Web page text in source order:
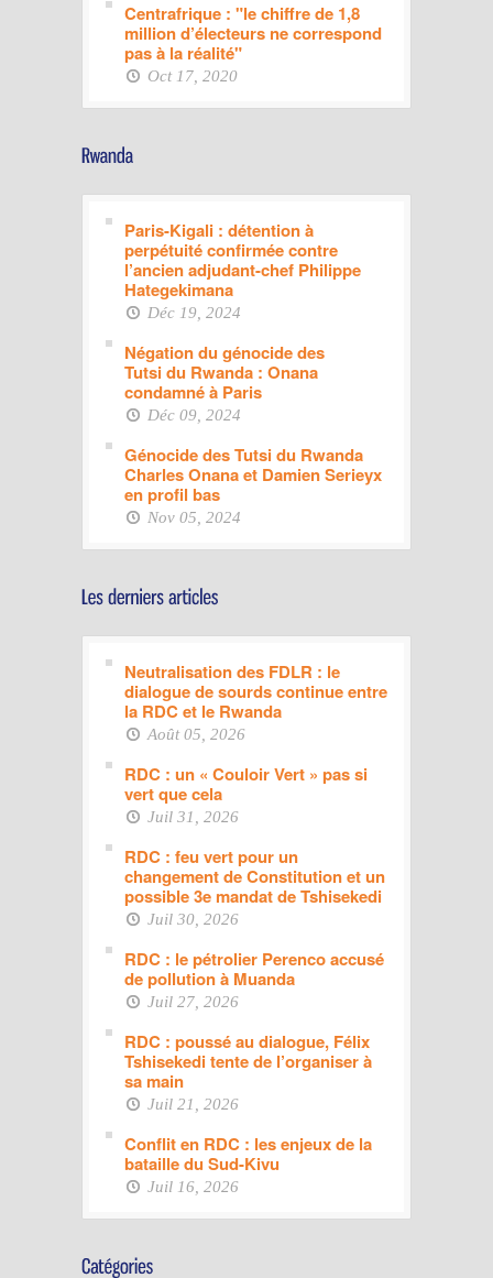
Centrafrique : "le chiffre de 1,8
million d’électeurs ne correspond
pas à la réalité"
Oct 17, 2020
Paris-Kigali : détention à
perpétuité confirmée contre
l’ancien adjudant-chef Philippe
Hategekimana
Déc 19, 2024
Négation du génocide des
Tutsi du Rwanda : Onana
condamné à Paris
Déc 09, 2024
Génocide des Tutsi du Rwanda
Charles Onana et Damien Serieyx
en profil bas
Nov 05, 2024
Neutralisation des FDLR : le
dialogue de sourds continue entre
la RDC et le Rwanda
Août 05, 2026
RDC : un « Couloir Vert » pas si
vert que cela
Juil 31, 2026
RDC : feu vert pour un
changement de Constitution et un
possible 3e mandat de Tshisekedi
Juil 30, 2026
RDC : le pétrolier Perenco accusé
de pollution à Muanda
Juil 27, 2026
RDC : poussé au dialogue, Félix
Tshisekedi tente de l’organiser à
sa main
Juil 21, 2026
Conflit en RDC : les enjeux de la
bataille du Sud-Kivu
Juil 16, 2026